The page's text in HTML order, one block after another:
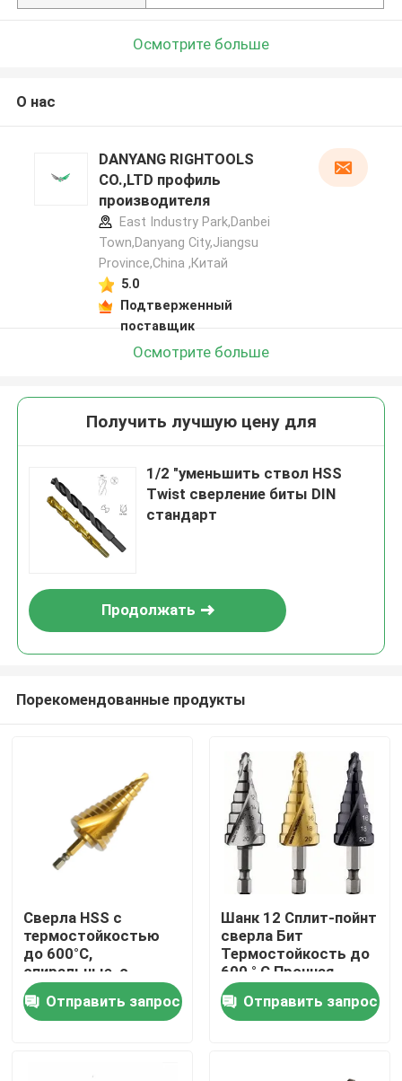
Дом
Продукты
Осмотрите больше
О нас
DANYANG RIGHTOOLS
CO.,LTD профиль
производителя
East Industry Park,Danbei
Town,Danyang City,Jiangsu
Province,China ,Китай
5.0
Подтверженный
поставщик
Осмотрите больше
Получить лучшую цену для
1/2 "уменьшить ствол HSS
Twist сверление биты DIN
стандарт
Продолжать
Порекомендованные продукты
Сверла HSS с
термостойкостью
до 600°C,
спиральные, с
титановым
покрытием, буровые
инструменты,
Отправить запрос
Шанк 12 Сплит-пойнт
сверла Бит
Термостойкость до
600 ° C Прочная
конструкция для
долгосрочных
промышленных
Отправить запрос